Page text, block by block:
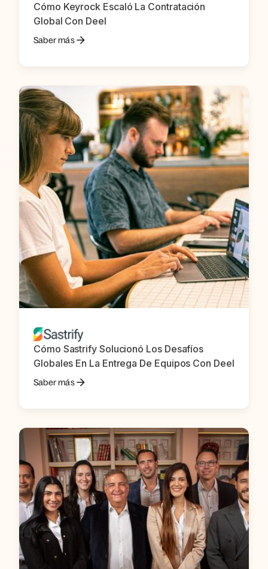
Cómo Keyrock Escaló La Contratación
Global Con Deel
Saber más
Cómo Sastrify Solucionó Los Desafíos
Globales En La Entrega De Equipos Con Deel
Saber más